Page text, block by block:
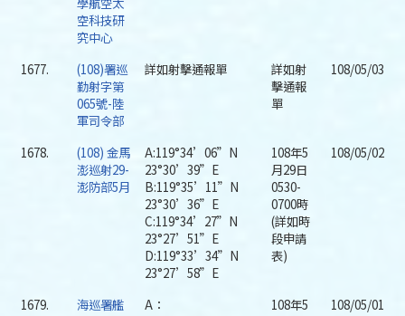
空科技研
究中心
1677.
(108)署巡
勤射字第
065號-陸
軍司令部
詳如射擊通報單
詳如射
擊通報
單
108/05/03
1678.
(108) 金馬
澎巡射29-
澎防部5月
A:119°34’06”N
23°30’39”E
B:119°35’11”N
23°30’36”E
C:119°34’27”N
23°27’51”E
D:119°33’34”N
23°27’58”E
108年5
月29日
0530-
0700時
(詳如時
段申請
表)
108/05/02
1679.
海巡署艦
A：
108年5
108/05/01